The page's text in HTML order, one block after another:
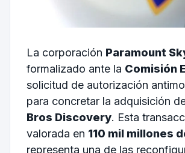
La corporación Paramount
formalizado ante la Comisión
solicitud de autorización
para concretar la adquisición
Bros Discovery. Esta
valorada en 110 mil millones
representa una de las